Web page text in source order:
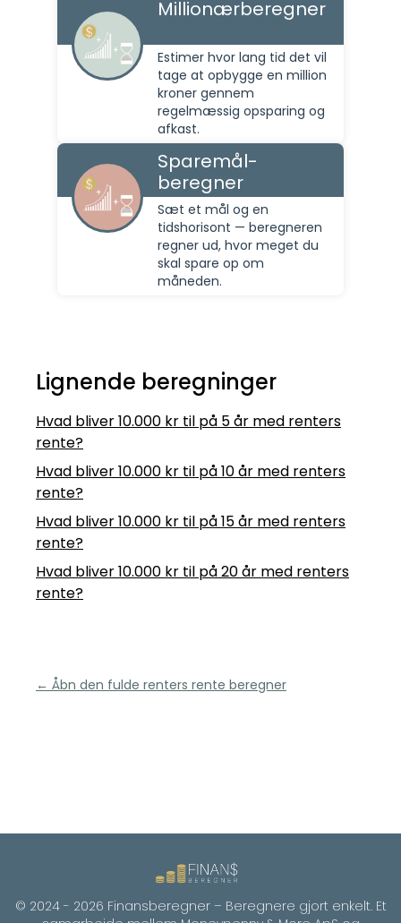
Millionærberegner
Estimer hvor lang tid det vil
tage at opbygge en million
kroner gennem
regelmæssig opsparing og
afkast.
Sparemål-
beregner
Sæt et mål og en
tidshorisont — beregneren
regner ud, hvor meget du
skal spare op om
måneden.
Lignende beregninger
Hvad bliver 10.000 kr til på 5 år med renters
rente?
Hvad bliver 10.000 kr til på 10 år med renters
rente?
Hvad bliver 10.000 kr til på 15 år med renters
rente?
Hvad bliver 10.000 kr til på 20 år med renters
rente?
← Åbn den fulde renters rente beregner
© 2024 - 2026 Finansberegner – Beregnere gjort enkelt. Et